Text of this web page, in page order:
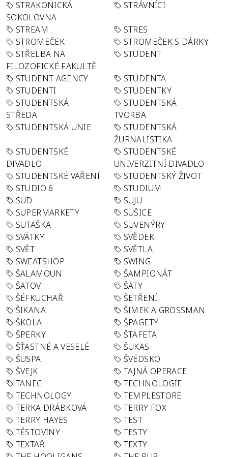
STRAKONICKÁ
SOKOLOVNA
STRÁVNÍCI
STREAM
STRES
STROMEČEK
STROMEČEK S DÁRKY
STŘELBA NA
FILOZOFICKÉ FAKULTĚ
STUDENT
STUDENT AGENCY
STUDENTA
STUDENTI
STUDENTKY
STUDENTSKÁ
STŘEDA
STUDENTSKÁ
TVORBA
STUDENTSKÁ UNIE
STUDENTSKÁ
ŽURNALISTIKA
STUDENTSKÉ
DIVADLO
STUDENTSKÉ
UNIVERZITNÍ DIVADLO
STUDENTSKÉ VAŘENÍ
STUDENTSKÝ ŽIVOT
STUDIO 6
STUDIUM
SUD
SUJU
SUPERMARKETY
SUŠICE
SUTAŠKA
SUVENÝRY
SVÁTKY
SVĚDEK
SVĚT
SVĚTLA
SWEATSHOP
SWING
ŠALAMOUN
ŠAMPIONÁT
ŠATOV
ŠATY
ŠÉFKUCHAŘ
ŠETŘENÍ
ŠIKANA
ŠIMEK A GROSSMAN
ŠKOLA
ŠPAGETY
ŠPERKY
ŠTAFETA
ŠŤASTNÉ A VESELÉ
ŠUKAS
ŠUSPA
ŠVÉDSKO
ŠVEJK
TAJNÁ OPERACE
TANEC
TECHNOLOGIE
TECHNOLOGY
TEMPLESTORE
TERKA DRÁBKOVÁ
TERRY FOX
TERRY HAYES
TEST
TĚSTOVINY
TESTY
TEXTAŘ
TEXTY